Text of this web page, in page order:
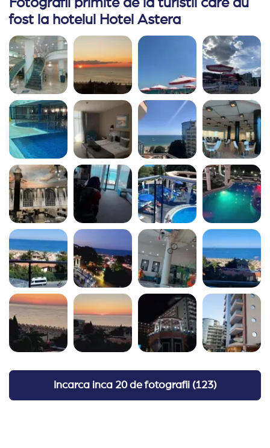
fost la hotelul Hotel Astera
Incarca inca 20 de fotografii (123)